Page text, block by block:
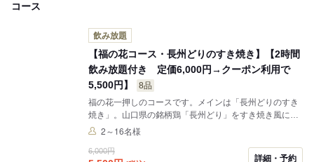
コース
飲み放題
【福の花コース・長州どりのすき焼き】【2時間
飲み放題付き 定価6,000円→クーポン利用で
5,500円】
8品
福の花一押しのコースです。メインは「長州どりのすき
焼き」。山口県の銘柄鶏「長州どり」をすき焼き風に仕
上げました！〆のうどんで最後まで美味しくお召し上が
数々、2時間飲み放題込みの大満足プランです。少人数
2～16名様
6,000円
詳細・予約